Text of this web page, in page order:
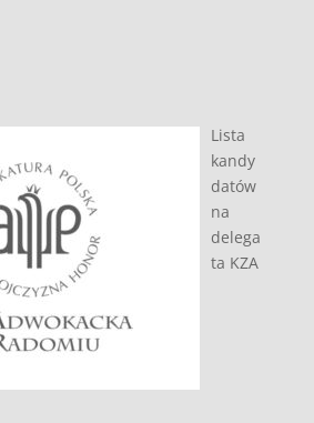
Lista
kandy
datów
na
delega
ta KZA